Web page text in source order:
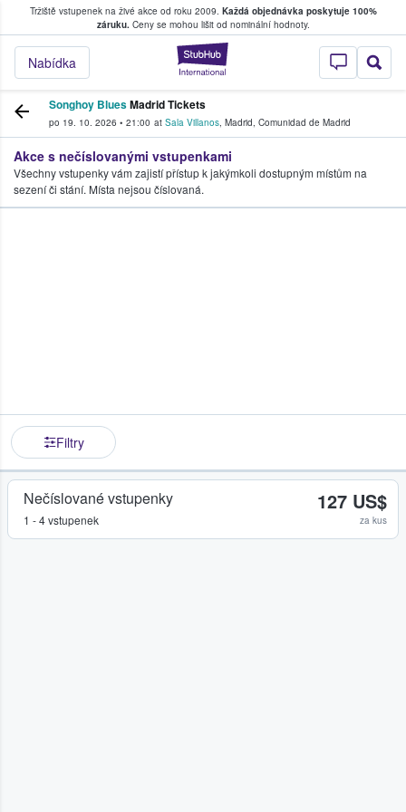
Tržiště vstupenek na živé akce od roku 2009. Každá objednávka poskytuje 100%
záruku.Ceny se mohou lišit od nominální hodnoty.
StubHub –
Nabídka
kde fanoušci kupují a prodávají vstupenky
Songhoy BluesMadrid Tickets
po 19. 10. 2026 • 21:00 at Sala Villanos, Madrid, Comunidad de Madrid
Akce s nečíslovanými vstupenkami
Všechny vstupenky vám zajistí přístup k jakýmkoli dostupným místům na
sezení či stání. Místa nejsou číslovaná.
Filtry
Nečíslované vstupenky
1 - 4 vstupenek
127 US$
za kus